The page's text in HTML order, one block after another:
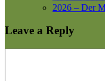
2026 – Der
Leave a Reply